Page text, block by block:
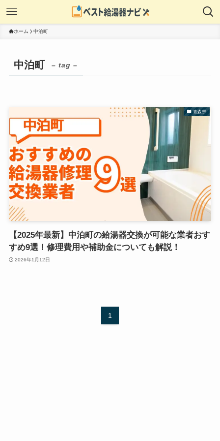
ホーム 中泊町
中泊町 – tag –
青森県
【2025年最新】中泊町の給湯器交換が可能な業者おす
すめ9選！修理費用や補助金についても解説！
2026年1月12日
1